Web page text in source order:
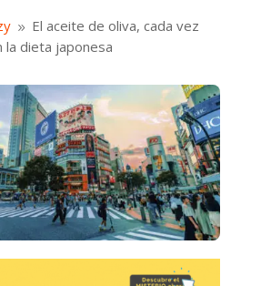
9 El aceite de oliva, cada vez
la dieta japonesa